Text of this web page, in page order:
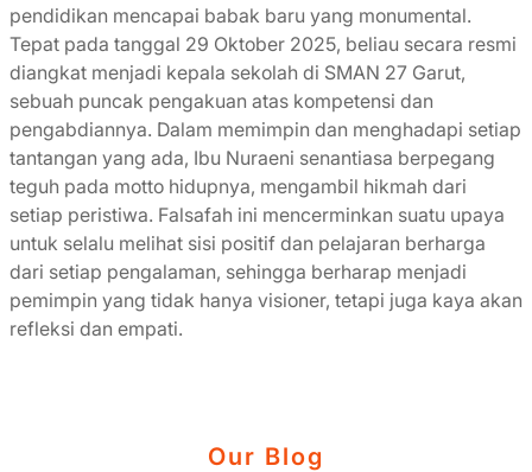
pendidikan mencapai babak baru yang monumental.
Tepat pada tanggal 29 Oktober 2025, beliau secara resmi
diangkat menjadi kepala sekolah di SMAN 27 Garut,
sebuah puncak pengakuan atas kompetensi dan
pengabdiannya. Dalam memimpin dan menghadapi setiap
tantangan yang ada, Ibu Nuraeni senantiasa berpegang
teguh pada motto hidupnya, mengambil hikmah dari
setiap peristiwa. Falsafah ini mencerminkan suatu upaya
untuk selalu melihat sisi positif dan pelajaran berharga
dari setiap pengalaman, sehingga berharap menjadi
pemimpin yang tidak hanya visioner, tetapi juga kaya akan
refleksi dan empati.
Our Blog